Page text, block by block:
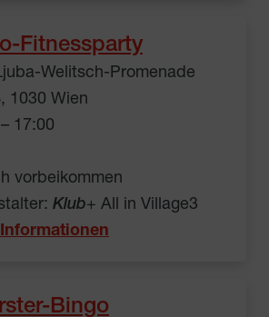
Fitnessparty
Welitsch-Promenade
1030 Wien
17:00
vorbeikommen
Klub+ All in Village3
Bingo